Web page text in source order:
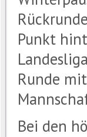
Punkt
Runde
Bei den